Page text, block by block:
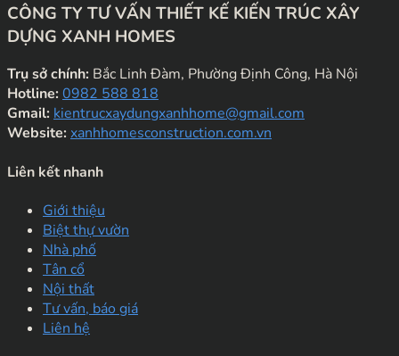
CÔNG TY TƯ VẤN THIẾT KẾ KIẾN TRÚC XÂY
DỰNG XANH HOMES
Trụ sở chính: Bắc Linh Đàm, Phường Định Công, Hà Nội
Hotline:0982 588 818
Gmail: kientrucxaydungxanhhome@gmail.com
Website:xanhhomesconstruction.com.vn
Liên kết nhanh
Giới thiệu
Biệt thự vườn
Nhà phố
Tân cổ
Nội thất
Tư vấn, báo giá
Liên hệ